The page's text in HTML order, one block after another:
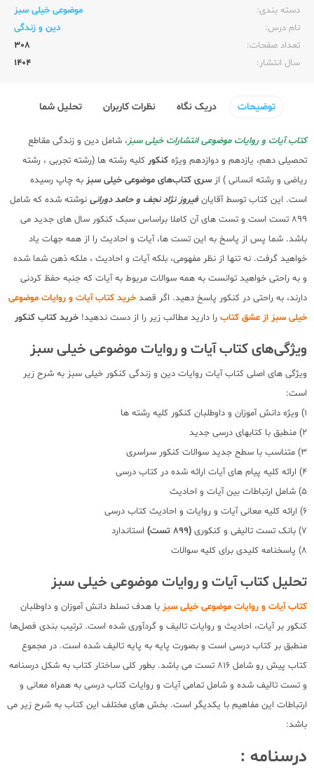
دسته بندی:
موضوعی خیلی سبز
نام درس:
دین و زندگی
تعداد صفحات:‌
308
سال انتشار:‌
1404
توضیحات دریک نگاه نظرات کاربران تحلیل شما
کتاب آیات و روایات موضوعی انتشارات خیلی سبز، شامل دین و زندگی مقاطع
تحصیلی دهم، یازدهم و دوازدهم ویژه کنکور کلیه رشته ها (رشته تجربی ، رشته
ریاضی و رشته انسانی ) از سری کتاب‌های موضوعی خیلی سبز به چاپ رسیده
است. این کتاب توسط آقایانفیروز نژاد نجف و حامد دورانی نوشته شده که شامل
899 تست است و تست های آن کاملا براساس سبک کنکور سال های جدید می
باشد. شما پس از پاسخ به این تست ها، آیات و احادیث را از همه جهات یاد
خواهید گرفت. نه تنها از نظر مفهومی، بلکه آیات و احادیث ، ملکه ذهن شما شده
و به راحتی خواهید توانست به همه سوالات مربوط به آیات که جنبه حفظ کردنی
دارند، به راحتی در کنکور پاسخ دهید. اگر قصد خرید کتاب آیات و روایات موضوعی
خیلی سبز از عشق کتاب را دارید مطالب زیر را از دست ندهید! خرید کتاب کنکور
ویژگی‌های کتاب آیات و روایات موضوعی خیلی سبز
ویژگی های اصلی کتاب آیات روایات دین و زندگی کنکور خیلی سبز به شرح زیر
است:
1) ویژه دانش آموزان و داوطلبان کنکور کلیه رشته ها
2) منطبق با کتابهای درسی جدید
3) متناسب با سطح جدید سوالات کنکور سراسری
4) ارائه کلیه پیام های آیات ارائه شده در کتاب درسی
5) شامل ارتباطات بین آیات و احادیث
6) ارائه کلیه معانی آیات و روایات و احادیث کتاب درسی
7) بانک تست تالیفی و کنکوری
(899 تست)
استاندارد
8) پاسخنامه کلیدی برای کلیه سوالات
تحلیل کتاب آیات و روایات موضوعی خیلی سبز
کتاب آیات و روایات موضوعی خیلی سبز با هدف تسلط دانش آموزان و داوطلبان
کنکور بر آیات، احادیث و روایات تالیف و گردآوری شده است. ترتیب بندی فصل‌ها
منطبق بر کتاب درسی است و بصورت پایه به پایه تالیف شده است. در مجموع
کتاب پیش رو شامل 816 تست می باشد. بطور کلی ساختار کتاب به شکل درسنامه
و تست تالیف شده و شامل تمامی آیات و روایات کتاب درسی به همراه معانی و
ارتباطات این مفاهیم با یکدیگر است. بخش های مختلف این کتاب به شرح زیر می
باشد:
درسنامه :